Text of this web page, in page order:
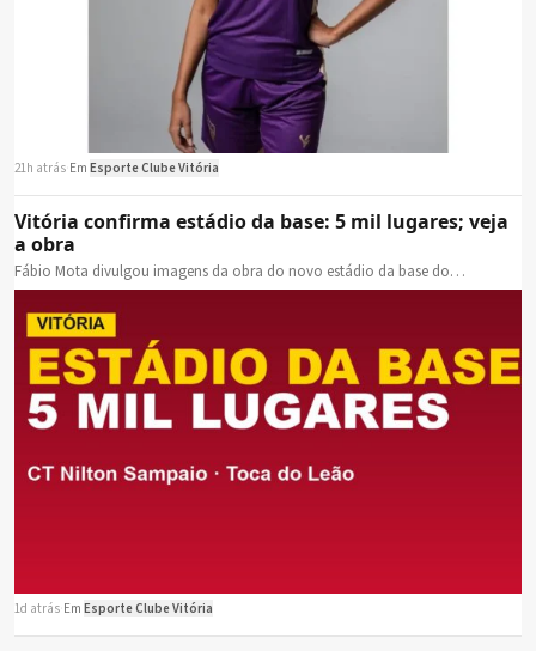
21h atrás Em Esporte Clube Vitória
Vitória confirma estádio da base: 5 mil lugares; veja
a obra
Fábio Mota divulgou imagens da obra do novo estádio da base do…
1d atrás Em Esporte Clube Vitória